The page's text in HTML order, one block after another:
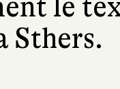
le
Sthers.